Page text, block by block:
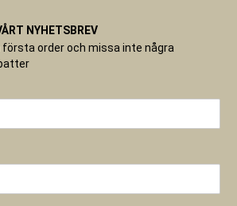
NYHETSBREV
första order och missa inte några